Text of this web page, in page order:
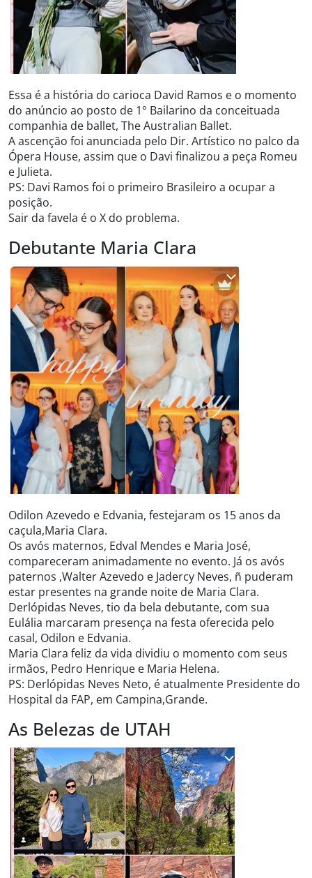
Essa é a história do carioca David Ramos e o momento
do anúncio ao posto de 1° Bailarino da conceituada
companhia de ballet, The Australian Ballet.
A ascenção foi anunciada pelo Dir. Artístico no palco da
Ópera House, assim que o Davi finalizou a peça Romeu
e Julieta.
PS: Davi Ramos foi o primeiro Brasileiro a ocupar a
posição.
Sair da favela é o X do problema.
Debutante Maria Clara
Odilon Azevedo e Edvania, festejaram os 15 anos da
caçula,Maria Clara.
Os avós maternos, Edval Mendes e Maria José,
compareceram animadamente no evento. Já os avós
paternos ,Walter Azevedo e Jadercy Neves, ñ puderam
estar presentes na grande noite de Maria Clara.
Derlópidas Neves, tio da bela debutante, com sua
Eulália marcaram presença na festa oferecida pelo
casal, Odilon e Edvania.
Maria Clara feliz da vida dividiu o momento com seus
irmãos, Pedro Henrique e Maria Helena.
PS: Derlópidas Neves Neto, é atualmente Presidente do
Hospital da FAP, em Campina,Grande.
As Belezas de UTAH